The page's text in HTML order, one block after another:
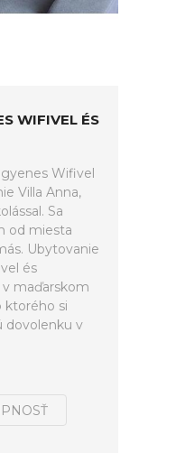
WIFIVEL ÉS
Wifivel
Villa Anna,
Sa
od miesta
Ubytovanie
és
v maďarskom
ktorého si
dovolenku v